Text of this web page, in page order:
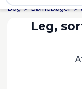
Bog Børnebøger
Leg,